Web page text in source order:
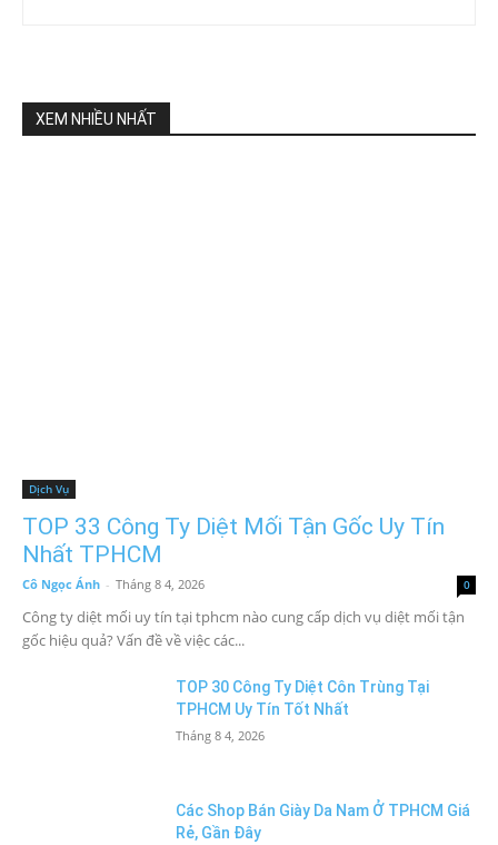
XEM NHIỀU NHẤT
Dịch Vụ
TOP 33 Công Ty Diệt Mối Tận Gốc Uy Tín
Nhất TPHCM
Cô Ngọc Ánh - Tháng 8 4, 2026 0
Công ty diệt mối uy tín tại tphcm nào cung cấp dịch vụ diệt mối tận
gốc hiệu quả? Vấn đề về việc các...
TOP 30 Công Ty Diệt Côn Trùng Tại
TPHCM Uy Tín Tốt Nhất
Tháng 8 4, 2026
Các Shop Bán Giày Da Nam Ở TPHCM Giá
Rẻ, Gần Đây